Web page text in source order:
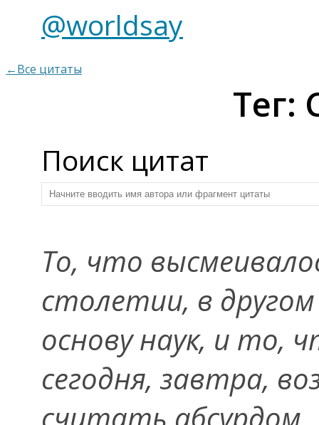
@worldsay
←Все цитаты
Тег:
Поиск цитат
То, что
столетии, в
основу наук, и то,
сегодня, завтра,